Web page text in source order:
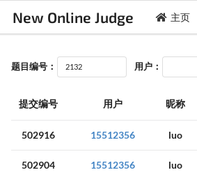
New Online Judge 主页
题目编号： 用户：
提交编号 用户 昵称
502916 15512356 luo
502904 15512356 luo